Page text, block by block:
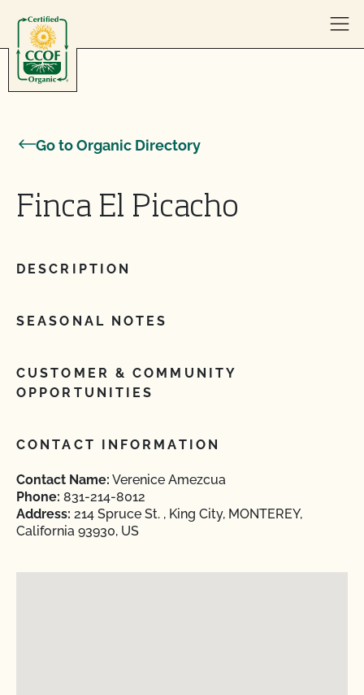
Go to Organic Directory
Finca El Picacho
DESCRIPTION
SEASONAL NOTES
CUSTOMER & COMMUNITY
OPPORTUNITIES
CONTACT INFORMATION
Contact Name: Verenice Amezcua
Phone: 831-214-8012
Address: 214 Spruce St. , King City, MONTEREY,
California 93930, US